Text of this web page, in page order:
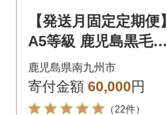
【発送月固定定期便】
A5等級 鹿児島黒毛和
牛 赤身牛肉 定期便(南
九州市)全4回
鹿児島県南九州市
寄付金額 60,000円
（22件）